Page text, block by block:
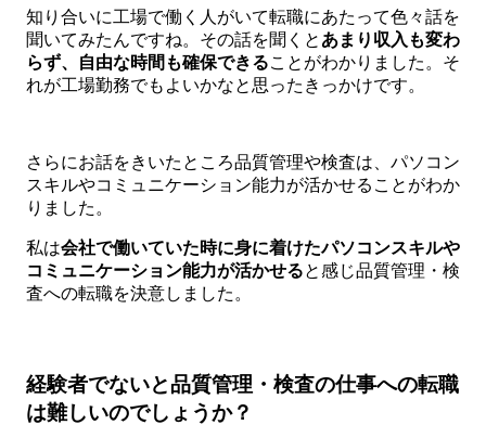
知り合いに工場で働く人がいて転職にあたって色々話を
聞いてみたんですね。その話を聞くと あまり収入も変わ
らず、自由な時間も確保できることがわかりました。そ
れが工場勤務でもよいかなと思ったきっかけです。
さらにお話をきいたところ品質管理や検査は、パソコン
スキルやコミュニケーション能力が活かせることがわか
りました。
私は会社で働いていた時に身に着けたパソコンスキルや
コミュニケーション能力が活かせると感じ品質管理・検
査への転職を決意しました。
経験者でないと品質管理・検査の仕事への転職
は難しいのでしょうか？